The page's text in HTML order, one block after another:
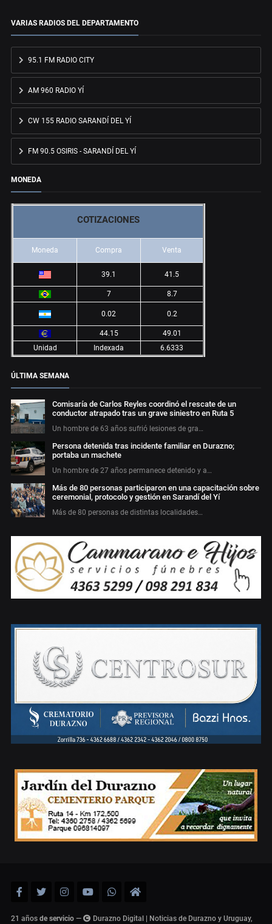
VARIAS RADIOS DEL DEPARTAMENTO
95.1 FM RADIO CITY
AM 960 RADIO YÍ
CW 155 RADIO SARANDÍ DEL YÍ
FM 90.5 OSIRIS - SARANDÍ DEL YÍ
MONEDA
COTIZACIONES
Moneda Compra Venta
39.1 41.5
7 8.7
0.02 0.2
44.15
49.01
Unidad
Indexada 6.6333
ÚLTIMA SEMANA
Comisaría de Carlos Reyles coordinó el rescate de un
conductor atrapado tras un grave siniestro en Ruta 5
Un hombre de 63 años sufrió lesiones de gra…
Persona detenida tras incidente familiar en Durazno;
portaba un machete
Un hombre de 27 años permanece detenido y a…
Más de 80 personas participaron en una capacitación sobre
ceremonial, protocolo y gestión en Sarandí del Yí
Más de 80 personas de distintas localidades…
21 años de servicio — Durazno Digital | Noticias de Durazno y Uruguay,